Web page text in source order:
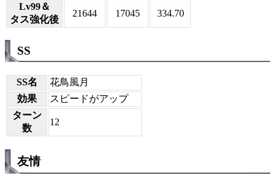
Lv99＆
タス強化後
21644 17045 334.70
SS
SS名
花鳥風月
効果
スピードがアップ
ターン
数
12
友情